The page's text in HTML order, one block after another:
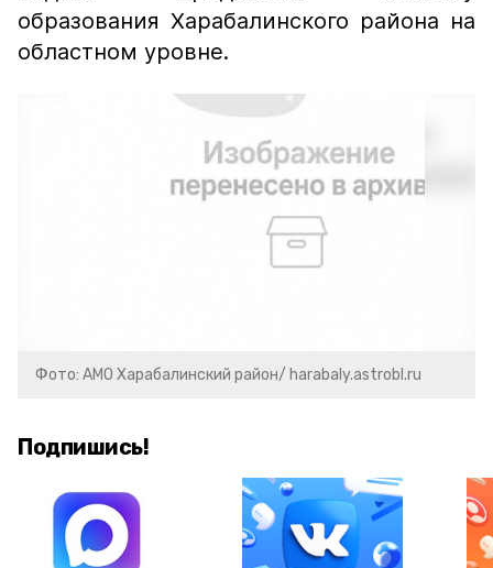
образования Харабалинского района на
областном уровне.
Фото: АМО Харабалинский район/ harabaly.astrobl.ru
Подпишись!